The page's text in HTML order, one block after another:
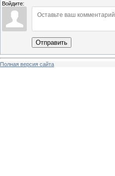
Войдите:
Отправить
Полная версия сайта